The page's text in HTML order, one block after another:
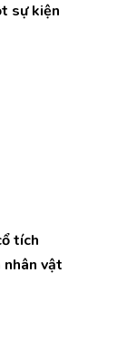
sự kiện
tích
vật